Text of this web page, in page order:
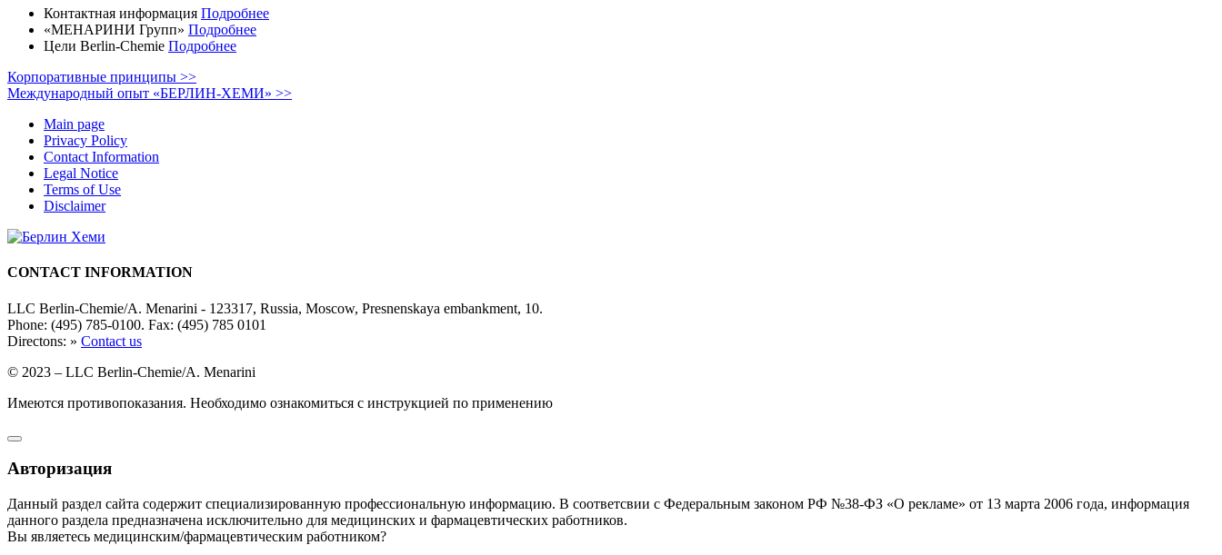
Контактная информация Подробнее
«МЕНАРИНИ Групп» Подробнее
Цели Berlin-Chemie Подробнее
Корпоративные принципы >>
Международный опыт «БЕРЛИН-ХЕМИ» >>
Main page
Privacy Policy
Contact Information
Legal Notice
Terms of Use
Disclaimer
CONTACT INFORMATION
LLC Berlin-Chemie/A. Menarini - 123317, Russia, Moscow, Presnenskaya embankment, 10.
Phone: (495) 785-0100. Fax: (495) 785 0101
Directons: » Contact us
© 2023 – LLC Berlin-Chemie/A. Menarini
Имеются противопоказания. Необходимо ознакомиться с инструкцией по применению
Авторизация
Данный раздел сайта содержит специализированную профессиональную информацию. В соответсвии с Федеральным законом РФ №38-ФЗ «О рекламе» от 13 марта 2006 года, информация
данного раздела предназначена исключительно для медицинских и фармацевтических работников.
Вы являетесь медицинским/фармацевтическим работником?